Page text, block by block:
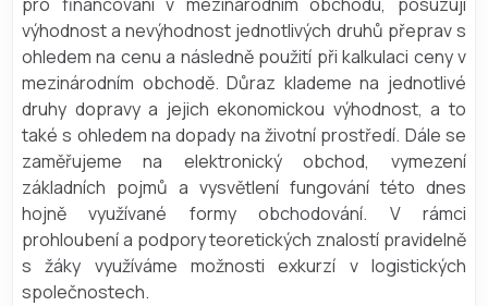
výhodnost a nevýhodnost jednotlivých druhů přeprav s
ohledem na cenu a následně použití při kalkulaci ceny v
mezinárodním obchodě. Důraz klademe na jednotlivé
druhy dopravy a jejich ekonomickou výhodnost, a to
také s ohledem na dopady na životní prostředí. Dále se
zaměřujeme na elektronický obchod, vymezení
základních pojmů a vysvětlení fungování této dnes
hojně využívané formy obchodování. V rámci
prohloubení a podpory teoretických znalostí pravidelně
s žáky využíváme možnosti exkurzí v logistických
společnostech.